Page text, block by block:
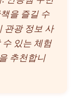
을 즐길 수
관광 정보 사
있는 체험
추천합니